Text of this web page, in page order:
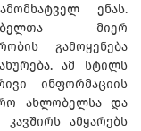
ენას.
მიერ
გამოყენება
ამ სტილს
ინფორმაციის
ახლობელსა და
ამყარებს